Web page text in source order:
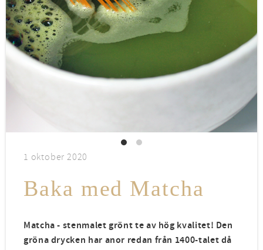
1 oktober 2020
Baka med Matcha
Matcha - stenmalet grönt te av hög kvalitet! Den
gröna drycken har anor redan från 1400-talet då